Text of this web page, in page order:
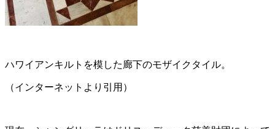
ハワイアンキルトを模した廊下のモザイクタイル。
（インターネットより引用）